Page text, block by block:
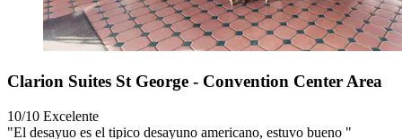
Clarion Suites St George - Convention Center Area
10/10 Excelente
"El desayuo es el tipico desayuno americano, estuvo bueno "